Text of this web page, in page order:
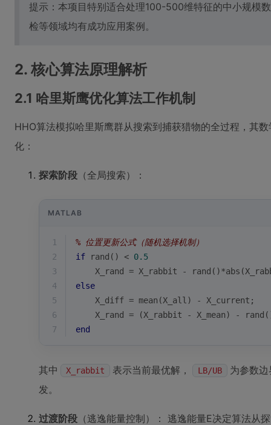
提示：本项目特别适合处理100-500维特征的中小规模
检等领域均有成功应用案例。
2. 核心算法原理解析
2.1 哈里斯鹰优化算法工作机制
HHO算法模拟哈里斯鹰群从搜索到捕获猎物的全过程，其
化：
探索阶段 （全局搜索）：
MATLAB
1
% 位置更新公式（随机选择机制）
2
if rand () < 0.5
3
    X_rand = X_rabbit -
rand ()*abs
4
else
5
    X_diff =
mean (X_all) - X_current;
6
    X_rand = (X_rabbit - X_mean) -
rand
7
end
其中 X_rabbit 表示当前最优解， LB/UB
为参数
发。
过渡阶段 （逃逸能量控制）： 逃逸能量E决定算法从